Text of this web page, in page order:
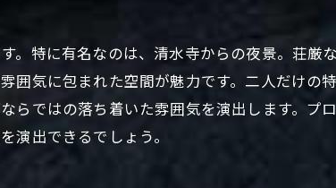
プロポーズプラン
るコツ
したプラン
な準備
リー作り
力活用法
。特に有名なのは、清水寺からの夜景。荘厳
囲気に包まれた空間が魅力です。二人だけの
らではの落ち着いた雰囲気を演出します。プ
演出できるでしょう。